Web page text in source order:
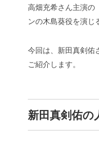
高畑充希さん主演の
ンの木島葵役を演じ
今回は、新田真剣佑
ご紹介します。
新田真剣佑の